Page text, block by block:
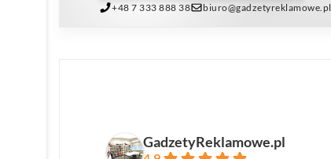
+48 7 333 888 38 biuro@gadzetyreklamowe.pl
GadzetyReklamowe.pl